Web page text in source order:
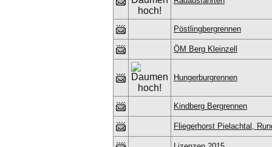
Pöstlingbergrennen
ÖM Berg Kleinzell
Hungerburgrennen
Kindberg Bergrennen
Fliegerhorst Pielachtal,